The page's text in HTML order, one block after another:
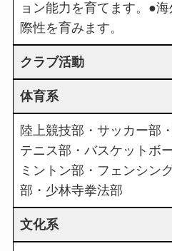
ョン能力を育てます。●
際性を育みます。
クラブ活動
体育系
陸上競技部・サッカー部
テニス部・バスケットボ
ミントン部・フェンシン
部・少林寺拳法部
文化系